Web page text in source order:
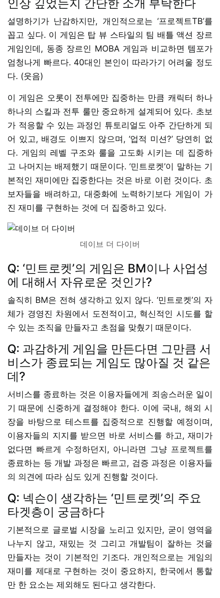
인상 깊었는지 간단한 소개 부탁한다
설명하기가 난감하지만, 개인적으로는 ‘프로젝트TB’를
꼽고 싶다. 이 게임은 탑 뷰 스타일의 팀 배틀 액션 장르
게임인데, 동종 장르인 MOBA 게임과 비교하면 템포가
엄청나게 빠르다. 40대인 본인이 따라가기 어려울 정도
다. (웃음)
이 게임은 오롯이 전투에만 집중하는 만큼 캐릭터 하나
하나의 스킬과 전투 룰만 중요하게 설계되어 있다. 초보
가 적응할 수 있는 과정인 튜토리얼도 아주 간단하게 되
어 있고, 배경도 이쁘지 않으며, ‘업적 미션?’ 당연히 없
다. 게임의 레벨 구조와 룰을 고도화 시키는 데 집중하
고 나머지는 배제했기 때문이다. ‘민트로켓’이 말하는 기
본적인 재미에만 집중한다는 것은 바로 이런 것이다. 초
보자들을 배려하고, 대중화에 노력하기보다 게임이 가
진 재미를 구현하는 것에 더 집중하고 있다.
데이브 더 다이버
Q: ‘민트로켓’의 게임은 BM이나 사업성
에 대해서 자유로운 것인가?
솔직히 BM은 전혀 생각하고 있지 않다. ‘민트로켓’의 자
체가 경영진 차원에서 도전적이고, 혁신적인 시도를 할
수 있는 조직을 만들자고 초점을 맞췄기 때문이다.
Q: 과감하게 게임을 만든다면 그만큼 서
비스가 종료되는 게임도 많아질 것 같은
데?
서비스를 종료하는 것은 이용자들에게 죄송스러운 일이
기 때문에 신중하게 결정해야 한다. 이에 국내, 해외 시
장을 바탕으로 테스트를 집중적으로 진행할 예정이며,
이용자들의 지지를 받으면 바로 서비스를 하고, 재미가
없다면 빠르게 수정하던지, 아니라면 그냥 프로젝트를
종료하는 등 개발 과정은 빠르고, 검증 과정은 이용자들
의 의견에 따라 심도 있게 진행할 것이다.
Q: 넥슨이 생각하는 ‘민트로켓’의 주요
타겟층이 궁금하다
기본적으로 글로벌 시장을 노리고 있지만, 굳이 영역을
나누지 않고, 재밌는 것 그리고 개발팀이 잘하는 것을
만들자는 것이 기본적인 기조다. 개인적으로는 게임의
재미를 제대로 구현하는 것이 중요하지, 한국에서 통할
만 한 요소는 제외해도 된다고 생각한다.